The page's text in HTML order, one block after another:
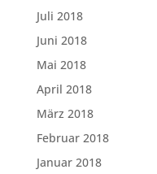
Juli 2018
Juni 2018
Mai 2018
April 2018
März 2018
Februar 2018
Januar 2018